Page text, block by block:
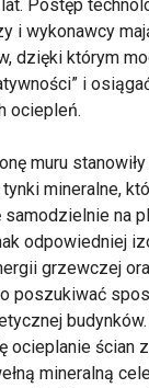
Postęp
i wykonawcy
dzięki którym
i
ociepleń.
muru
mineralne,
na
odpowiedniej
grzewczej
poszukiwać
ocieplanie ścian
mineralną